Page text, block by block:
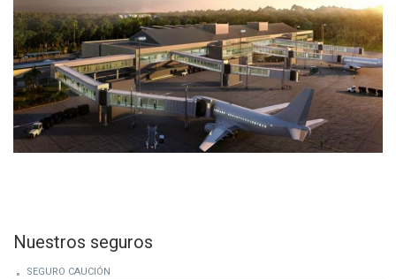
Nuestros seguros
SEGURO CAUCIÓN